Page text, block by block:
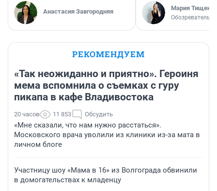
Анастасия Завгородняя Мария Тищенко
Обозреватель
РЕКОМЕНДУЕМ
«Так неожиданно и приятно». Героиня
мема вспомнила о съемках с гуру
пикапа в кафе Владивостока
20 часов 11 853 Обсудить
«Мне сказали, что нам нужно расстаться».
Московского врача уволили из клиники из-за мата в
личном блоге
Участницу шоу «Мама в 16» из Волгограда обвинили
в домогательствах к младенцу